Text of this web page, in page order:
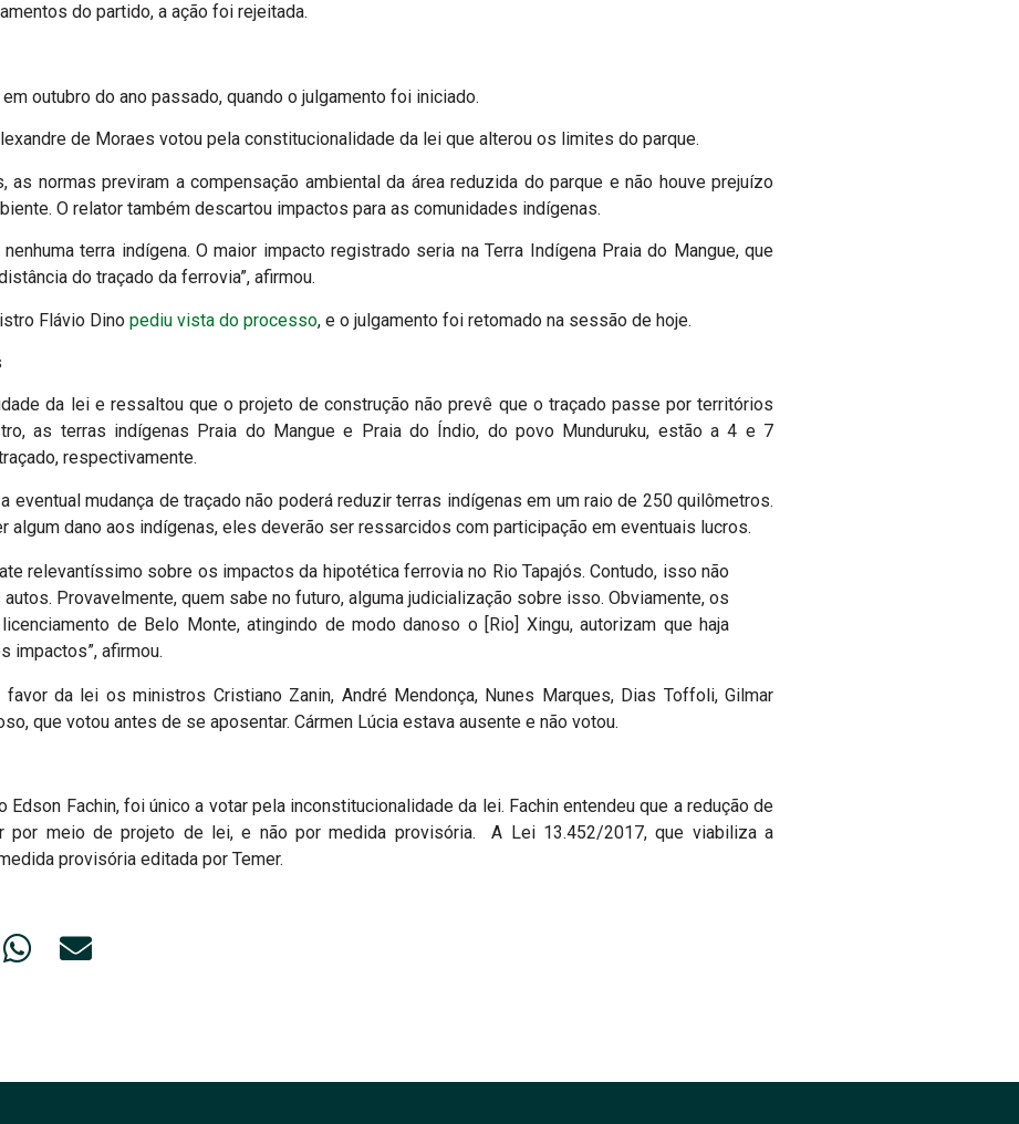
do partido, a ação foi rejeitada.
outubro do ano passado, quando o julgamento foi iniciado.
de Moraes votou pela constitucionalidade da lei que alterou os limites do parque.
as normas previram a compensação ambiental da área reduzida do parque e não houve prejuízo
O relator também descartou impactos para as comunidades indígenas.
terra indígena. O maior impacto registrado seria na Terra Indígena Praia do Mangue, que
do traçado da ferrovia”, afirmou.
Flávio Dino pediu vista do processo, e o julgamento foi retomado na sessão de hoje.
da lei e ressaltou que o projeto de construção não prevê que o traçado passe por territórios
as terras indígenas Praia do Mangue e Praia do Índio, do povo Munduruku, estão a 4 e 7
respectivamente.
eventual mudança de traçado não poderá reduzir terras indígenas em um raio de 250 quilômetros.
algum dano aos indígenas, eles deverão ser ressarcidos com participação em eventuais lucros.
relevantíssimo sobre os impactos da hipotética ferrovia no Rio Tapajós. Contudo, isso não
Provavelmente, quem sabe no futuro, alguma judicialização sobre isso. Obviamente, os
de Belo Monte, atingindo de modo danoso o [Rio] Xingu, autorizam que haja
impactos”, afirmou.
da lei os ministros Cristiano Zanin, André Mendonça, Nunes Marques, Dias Toffoli, Gilmar
que votou antes de se aposentar. Cármen Lúcia estava ausente e não votou.
Edson Fachin, foi único a votar pela inconstitucionalidade da lei. Fachin entendeu que a redução de
por meio de projeto de lei, e não por medida provisória. A Lei 13.452/2017, que viabiliza a
provisória editada por Temer.